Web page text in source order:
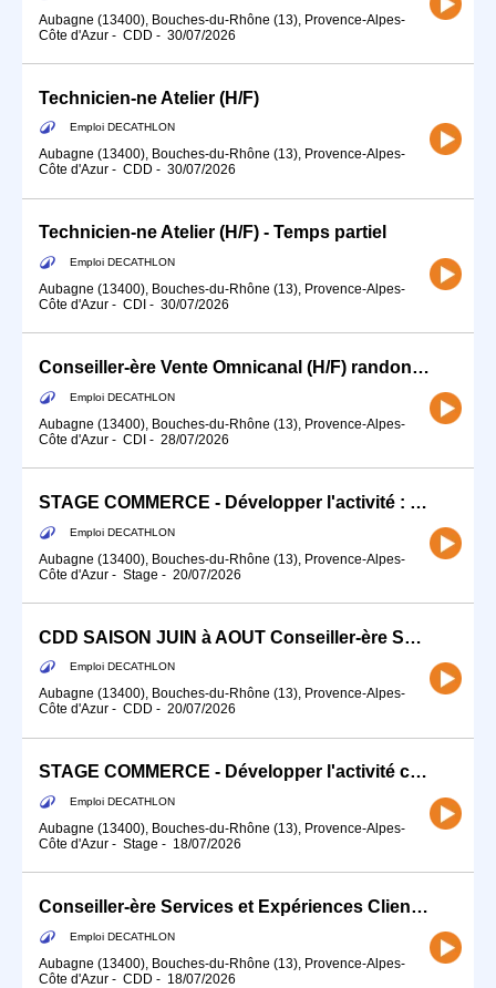
Aubagne (13400), Bouches-du-Rhône (13), Provence-Alpes-
Côte d'Azur - CDD - 30/07/2026
Technicien-ne Atelier (H/F)
Emploi DECATHLON
Aubagne (13400), Bouches-du-Rhône (13), Provence-Alpes-
Côte d'Azur - CDD - 30/07/2026
Technicien-ne Atelier (H/F) - Temps partiel
Emploi DECATHLON
Aubagne (13400), Bouches-du-Rhône (13), Provence-Alpes-
Côte d'Azur - CDI - 30/07/2026
Conseiller-ère Vente Omnicanal (H/F) randonnée
Emploi DECATHLON
Aubagne (13400), Bouches-du-Rhône (13), Provence-Alpes-
Côte d'Azur - CDI - 28/07/2026
STAGE COMMERCE - Développer l'activité : Sports Co, Raquettes Golf (H/F)
Emploi DECATHLON
Aubagne (13400), Bouches-du-Rhône (13), Provence-Alpes-
Côte d'Azur - Stage - 20/07/2026
CDD SAISON JUIN à AOUT Conseiller-ère Services et Expériences Client (H/F)
Emploi DECATHLON
Aubagne (13400), Bouches-du-Rhône (13), Provence-Alpes-
Côte d'Azur - CDD - 20/07/2026
STAGE COMMERCE - Développer l'activité commerciale de ton sport (H/F)
Emploi DECATHLON
Aubagne (13400), Bouches-du-Rhône (13), Provence-Alpes-
Côte d'Azur - Stage - 18/07/2026
Conseiller-ère Services et Expériences Client (H/F)
Emploi DECATHLON
Aubagne (13400), Bouches-du-Rhône (13), Provence-Alpes-
Côte d'Azur - CDD - 18/07/2026